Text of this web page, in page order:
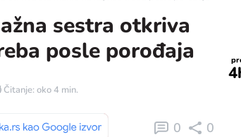
sestra otkriva
posle porođaja
Čitanje: oko 4 min.
0
0
4